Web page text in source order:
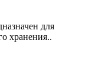
для
хранения..